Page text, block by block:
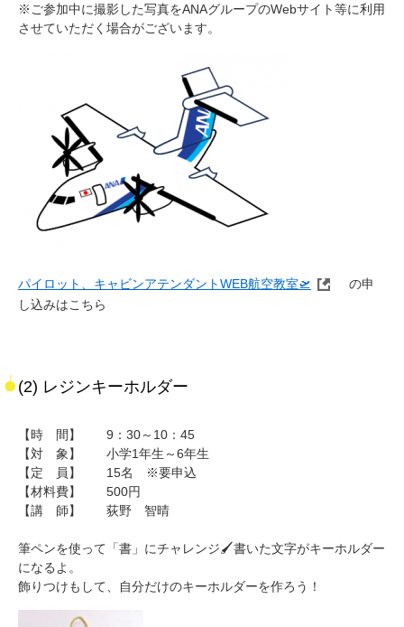
※ご参加中に撮影した写真をANAグループのWebサイト等に利用
させていただく場合がございます。
パイロット、キャビンアテンダントWEB航空教室🛫
の申
し込みはこちら
(2) レジンキーホルダー
【時 間】 9：30～10：45
【対 象】 小学1年生～6年生
【定 員】 15名 ※要申込
【材料費】 500円
【講 師】 荻野 智晴
筆ペンを使って「書」にチャレンジ🖌書いた文字がキーホルダー
になるよ。
飾りつけもして、自分だけのキーホルダーを作ろう！